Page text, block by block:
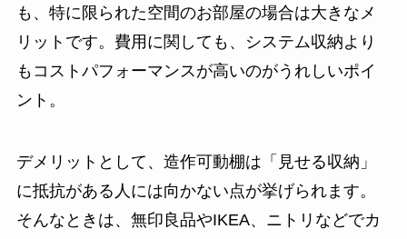
も、特に限られた空間のお部屋の場合は大きなメ
リットです。費用に関しても、システム収納より
もコストパフォーマンスが高いのがうれしいポイ
ント。
デメリットとして、造作可動棚は「見せる収納」
に抵抗がある人には向かない点が挙げられます。
そんなときは、無印良品やIKEA、ニトリなどでカ